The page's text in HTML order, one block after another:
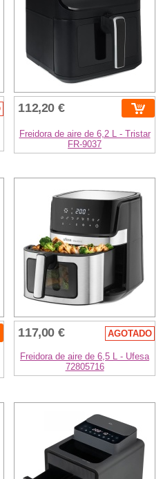
112,20 €
Freidora de aire de 6,2 L - Tristar
FR-9037
117,00 € AGOTADO
Freidora de aire de 6,5 L - Ufesa
72805716